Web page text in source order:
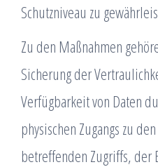
Schutzniveau zu
Zu den Maßnahmen
Sicherung der
Verfügbarkeit von Daten
physischen Zugangs zu
betreffenden Zugriffs, der